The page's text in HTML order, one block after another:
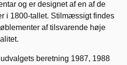
og er designet af en af de
i 1800-tallet. Stilmæssigt findes
af tilsvarende høje
beretning 1987, 1988